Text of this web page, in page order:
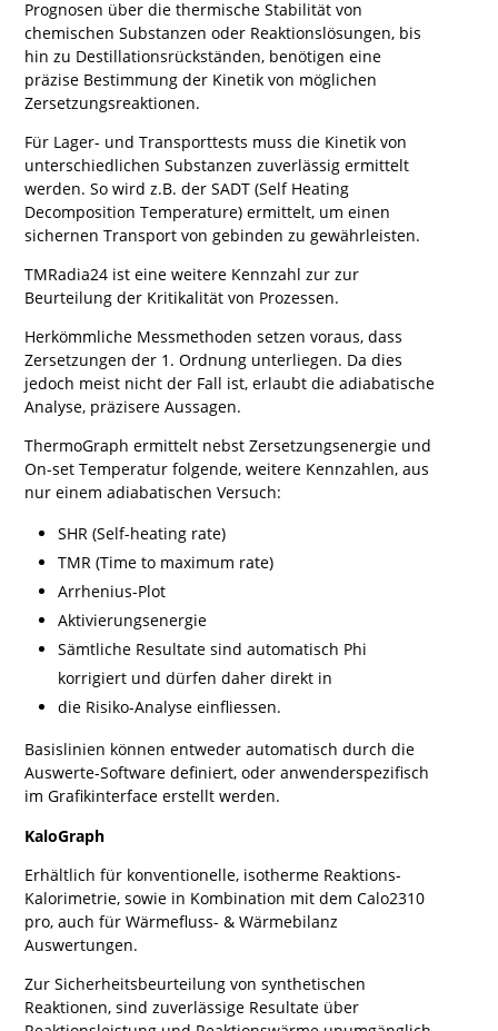
Prognosen über die thermische Stabilität von
chemischen Substanzen oder Reaktionslösungen, bis
hin zu Destillationsrückständen, benötigen eine
präzise Bestimmung der Kinetik von möglichen
Zersetzungsreaktionen.
Für Lager- und Transporttests muss die Kinetik von
unterschiedlichen Substanzen zuverlässig ermittelt
werden. So wird z.B. der SADT (Self Heating
Decomposition Temperature) ermittelt, um einen
sichernen Transport von gebinden zu gewährleisten.
TMRadia24 ist eine weitere Kennzahl zur zur
Beurteilung der Kritikalität von Prozessen.
Herkömmliche Messmethoden setzen voraus, dass
Zersetzungen der 1. Ordnung unterliegen. Da dies
jedoch meist nicht der Fall ist, erlaubt die adiabatische
Analyse, präzisere Aussagen.
ThermoGraph ermittelt nebst Zersetzungsenergie und
On-set Temperatur folgende, weitere Kennzahlen, aus
nur einem adiabatischen Versuch:
SHR (Self-heating rate)
TMR (Time to maximum rate)
Arrhenius-Plot
Aktivierungsenergie
Sämtliche Resultate sind automatisch Phi
korrigiert und dürfen daher direkt in
die Risiko-Analyse einfliessen.
Basislinien können entweder automatisch durch die
Auswerte-Software definiert, oder anwenderspezifisch
im Grafikinterface erstellt werden.
KaloGraph
Erhältlich für konventionelle, isotherme Reaktions-
Kalorimetrie, sowie in Kombination mit dem Calo2310
pro, auch für Wärmefluss- & Wärmebilanz
Auswertungen.
Zur Sicherheitsbeurteilung von synthetischen
Reaktionen, sind zuverlässige Resultate über